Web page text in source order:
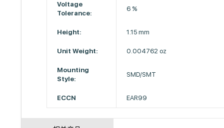
Voltage
Tolerance:
6 %
Height: 1.15 mm
Unit Weight: 0.004762 oz
Mounting
Style:
SMD/SMT
ECCN EAR99